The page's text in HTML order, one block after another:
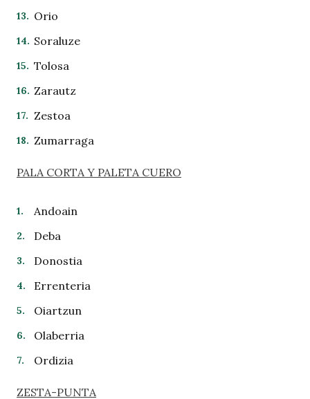
Orio
Soraluze
Tolosa
Zarautz
Zestoa
Zumarraga
PALA CORTA Y PALETA CUERO
Andoain
Deba
Donostia
Errenteria
Oiartzun
Olaberria
Ordizia
ZESTA-PUNTA